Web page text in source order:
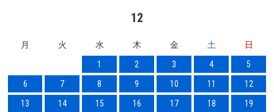
12
月 火 水 木 金 土
日
1
2 3 4
5
6
7 8 9 10 11
12
13
14 15 16 17 18
19